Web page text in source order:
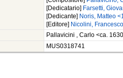
[Dedicatario]
Farsetti,
[Dedicante]
Noris, Matteo
[Editore]
Nicolini, Francesco
Pallavicini , Carlo <ca.
MUS0318741